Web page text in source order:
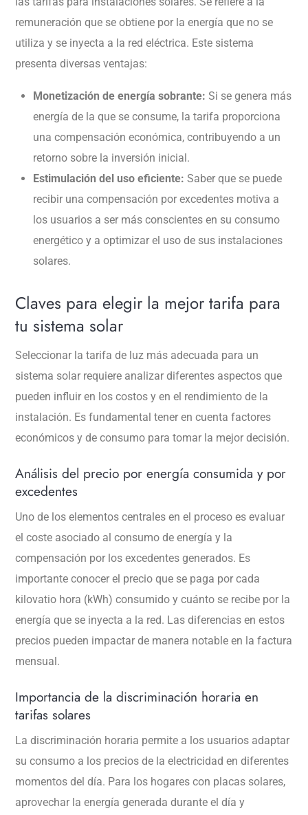
remuneración que se obtiene por la energía que no se
utiliza y se inyecta a la red eléctrica. Este sistema
presenta diversas ventajas:
Monetización de energía sobrante: Si se genera más
energía de la que se consume, la tarifa proporciona
una compensación económica, contribuyendo a un
retorno sobre la inversión inicial.
Estimulación del uso eficiente: Saber que se puede
recibir una compensación por excedentes motiva a
los usuarios a ser más conscientes en su consumo
energético y a optimizar el uso de sus instalaciones
solares.
Claves para elegir la mejor tarifa para
tu sistema solar
Seleccionar la tarifa de luz más adecuada para un
sistema solar requiere analizar diferentes aspectos que
pueden influir en los costos y en el rendimiento de la
instalación. Es fundamental tener en cuenta factores
económicos y de consumo para tomar la mejor decisión.
Análisis del precio por energía consumida y por
excedentes
Uno de los elementos centrales en el proceso es evaluar
el coste asociado al consumo de energía y la
compensación por los excedentes generados. Es
importante conocer el precio que se paga por cada
kilovatio hora (kWh) consumido y cuánto se recibe por la
energía que se inyecta a la red. Las diferencias en estos
precios pueden impactar de manera notable en la factura
mensual.
Importancia de la discriminación horaria en
tarifas solares
La discriminación horaria permite a los usuarios adaptar
su consumo a los precios de la electricidad en diferentes
momentos del día. Para los hogares con placas solares,
aprovechar la energía generada durante el día y